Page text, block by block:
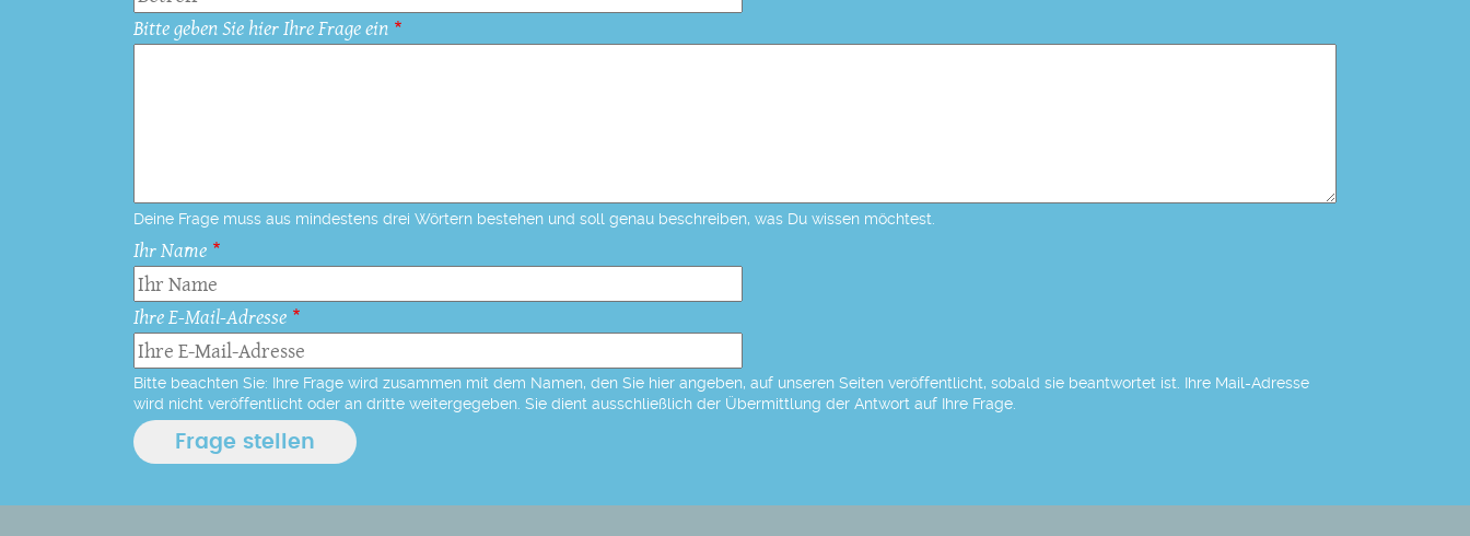
Bitte geben Sie hier Ihre Frage ein
Deine Frage muss aus mindestens drei Wörtern bestehen und soll genau beschreiben, was Du wissen möchtest.
Ihr Name
Ihre E-Mail-Adresse
Bitte beachten Sie: Ihre Frage wird zusammen mit dem Namen, den Sie hier angeben, auf unseren Seiten veröffentlicht, sobald sie beantwortet ist. Ihre Mail-Adresse
wird nicht veröffentlicht oder an dritte weitergegeben. Sie dient ausschließlich der Übermittlung der Antwort auf Ihre Frage.